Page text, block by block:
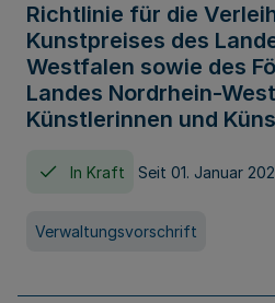
Richtlinie für die
Kunstpreises des
Westfalen sowie des
Landes Nordrhein-
Künstlerinnen und
In Kraft Seit 01. Januar
Verwaltungsvorschrift